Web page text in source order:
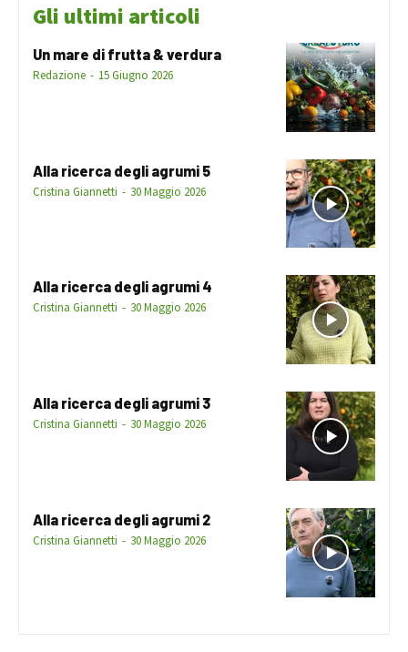
Gli ultimi articoli
Un mare di frutta & verdura
Redazione - 15 Giugno 2026
Alla ricerca degli agrumi 5
Cristina Giannetti - 30 Maggio 2026
Alla ricerca degli agrumi 4
Cristina Giannetti - 30 Maggio 2026
Alla ricerca degli agrumi 3
Cristina Giannetti - 30 Maggio 2026
Alla ricerca degli agrumi 2
Cristina Giannetti - 30 Maggio 2026